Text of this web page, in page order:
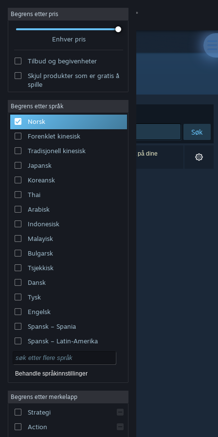
Logg inn
Om
Kundestøtte
Bytt språk
Skaff deg Steam-appen på mobil
Vis skrivebordsversjon
© Valve Corporation. Alle rettigheter reservert. Alle
Retningslinjer for personvern
Tilgjengelighet
|Steams abonnementsavtale
Refusjoner
Begrens etter pris
Enhver pris
Tilbud og begivenheter
Skjul produkter som er gratis å
spille
Begrens etter språk
Norsk
Forenklet kinesisk
Tradisjonell kinesisk
Japansk
Koreansk
Thai
Arabisk
Indonesisk
Malayisk
Bulgarsk
Tsjekkisk
Dansk
Tysk
Engelsk
Spansk – Spania
Spansk – Latin-Amerika
Behandle språkinnstillinger
Begrens etter merkelapp
Strategi
Action
Utvikler: Core Loop Games
Sorter etter Relevans
Søk
0 treff på søket. 1 produkt er blitt utelukket basert på dine
innstillinger.